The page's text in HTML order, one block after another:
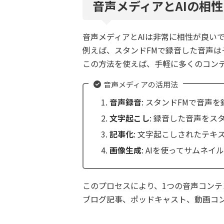
音声メディアとAIの相性
音声メディアとAIは非常に相性が良い
例えば、スタンドFMで録音した音声
この方法を使えば、手軽に多くのコン
音声メディアの活用法
音声録音: スタンドFMで音声を
文字起こし: 録音した音声をス
記事化: 文字起こしされたテキ
画像生成: AIを使ってサムネイ
このプロセスにより、1つの音声コン
ブログ記事、ポッドキャスト、動画コ